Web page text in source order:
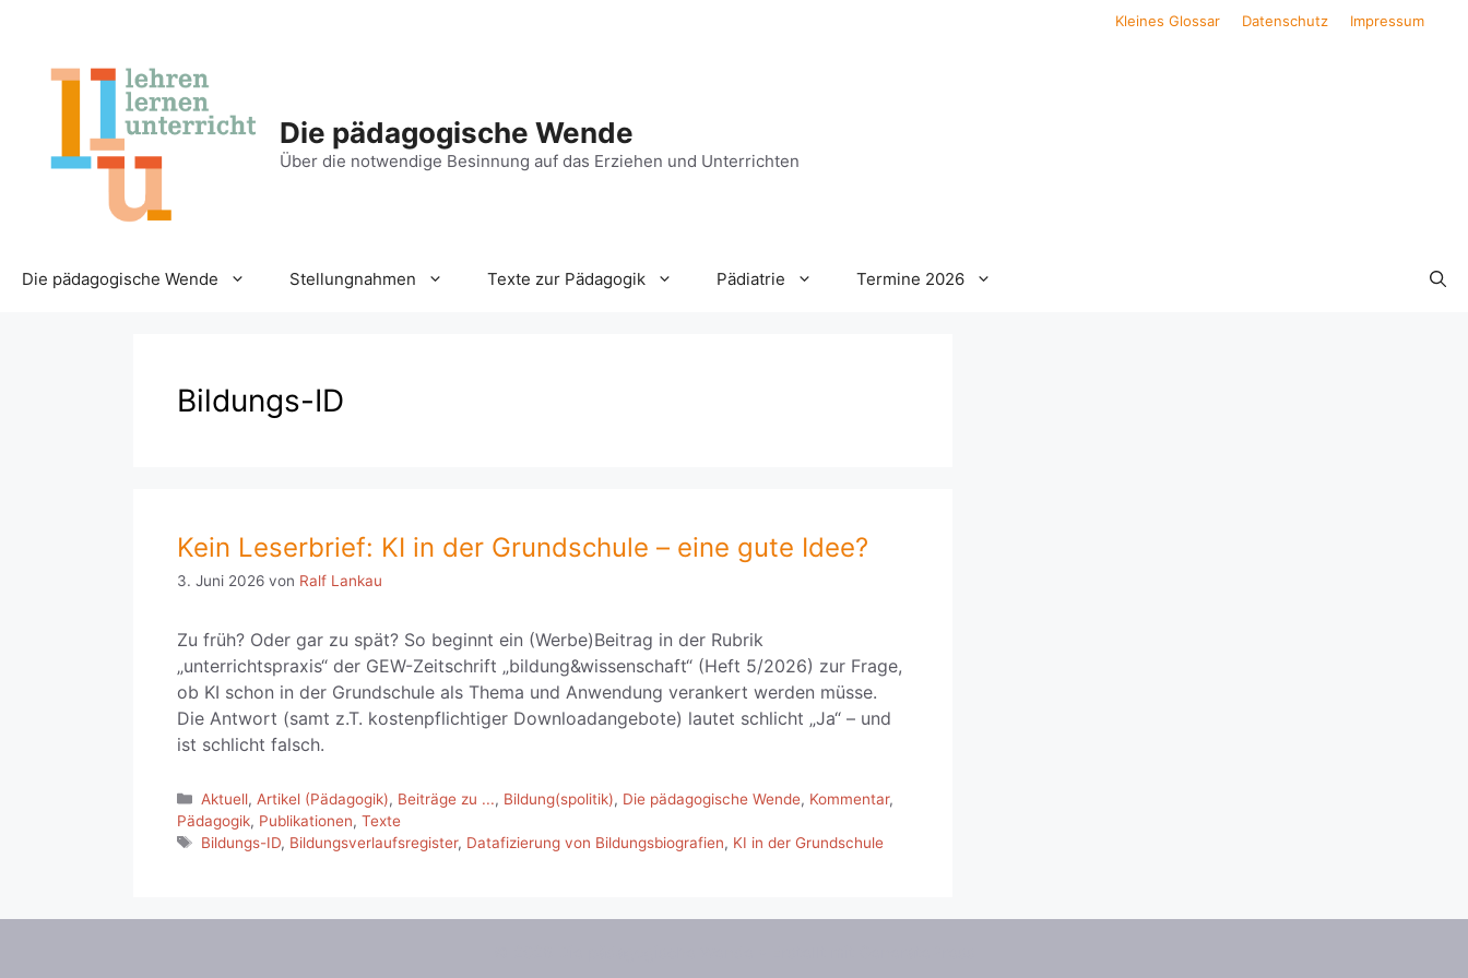
springen
Kleines Glossar Datenschutz Impressum
Die pädagogische Wende
Über die notwendige Besinnung auf das Erziehen und Unterrichten
Die pädagogische Wende Stellungnahmen Texte zur Pädagogik Pädiatrie Termine 2026
Bildungs-ID
Kein Leserbrief: KI in der Grundschule – eine gute Idee?
3. Juni 2026 von Ralf Lankau
Zu früh? Oder gar zu spät? So beginnt ein (Werbe)Beitrag in der Rubrik
„unterrichtspraxis“ der GEW-Zeitschrift „bildung&wissenschaft“ (Heft 5/2026) zur Frage,
ob KI schon in der Grundschule als Thema und Anwendung verankert werden müsse.
Die Antwort (samt z.T. kostenpflichtiger Downloadangebote) lautet schlicht „Ja“ – und
ist schlicht falsch.
Kategorien
Aktuell, Artikel (Pädagogik), Beiträge zu ..., Bildung(spolitik), Die pädagogische Wende, Kommentar,
Pädagogik, Publikationen, Texte
Schlagwörter
Bildungs-ID, Bildungsverlaufsregister, Datafizierung von Bildungsbiografien, KI in der Grundschule